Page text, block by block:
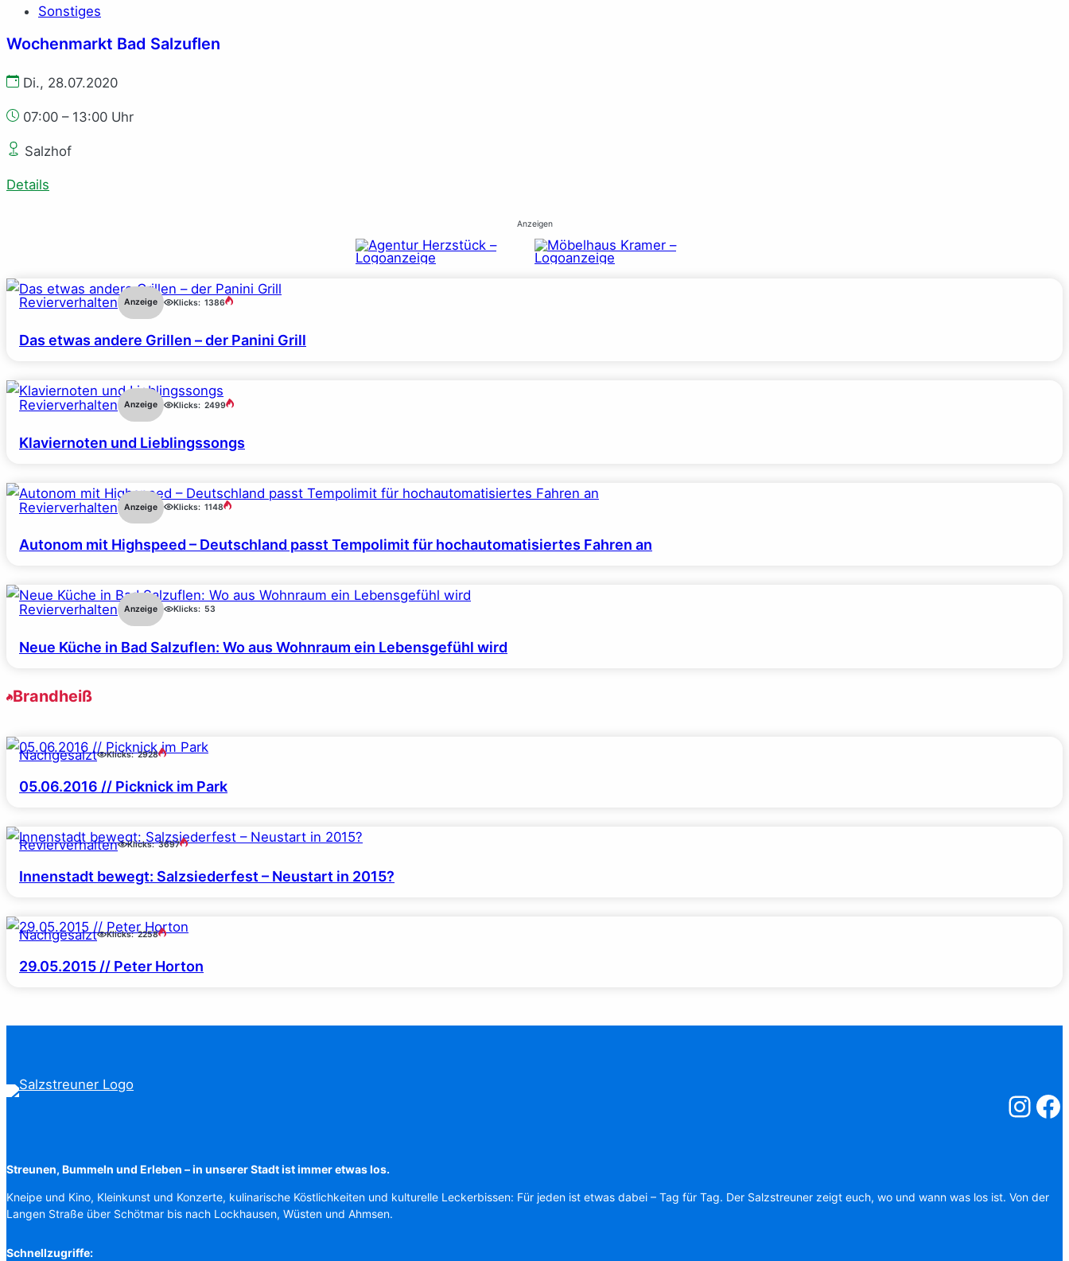
Sonstiges
Wochenmarkt Bad Salzuflen
Di., 28.07.2020
07:00 – 13:00 Uhr
Salzhof
Details
Anzeigen
Revierverhalten Anzeige Klicks: 1386
Das etwas andere Grillen – der Panini Grill
Revierverhalten Anzeige Klicks: 2499
Klaviernoten und Lieblingssongs
Revierverhalten Anzeige Klicks: 1148
Autonom mit Highspeed – Deutschland passt Tempolimit für hochautomatisiertes Fahren an
Revierverhalten Anzeige Klicks: 53
Neue Küche in Bad Salzuflen: Wo aus Wohnraum ein Lebensgefühl wird
Brandheiß
Nachgesalzt Klicks: 2928
05.06.2016 // Picknick im Park
Revierverhalten Klicks: 3697
Innenstadt bewegt: Salzsiederfest – Neustart in 2015?
Nachgesalzt Klicks: 2258
29.05.2015 // Peter Horton
Streunen, Bummeln und Erleben – in unserer Stadt ist immer etwas los.
Kneipe und Kino, Kleinkunst und Konzerte, kulinarische Köstlichkeiten und kulturelle Leckerbissen: Für jeden ist etwas dabei – Tag für Tag. Der Salzstreuner zeigt euch, wo und wann was los ist. Von der
Langen Straße über Schötmar bis nach Lockhausen, Wüsten und Ahmsen.
Schnellzugriffe: